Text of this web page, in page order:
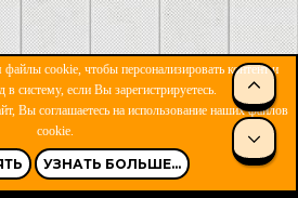
УСЛОВИЯ И ПРАВИЛА
R
S
S
cookie, чтобы персонализировать контент и
систему, если Вы зарегистрируетесь.
Вы соглашаетесь на использование наших файлов
cookie.
УЗНАТЬ БОЛЬШЕ...